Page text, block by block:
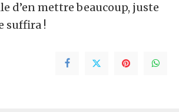
d’en mettre beaucoup, juste
suffira !